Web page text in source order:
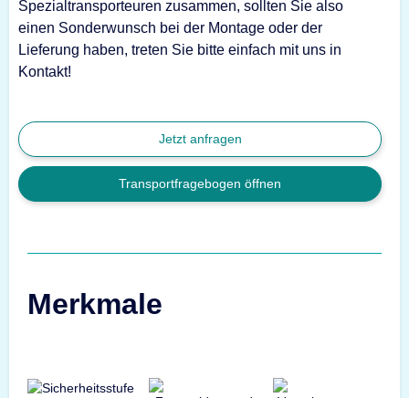
Spezialtransporteuren zusammen, sollten Sie also
einen Sonderwunsch bei der Montage oder der
Lieferung haben, treten Sie bitte einfach mit uns in
Kontakt!
Jetzt anfragen
Transportfragebogen öffnen
Merkmale